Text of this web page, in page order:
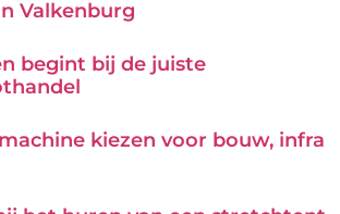
Valkenburg
begint bij de juiste
kiezen voor bouw, infra